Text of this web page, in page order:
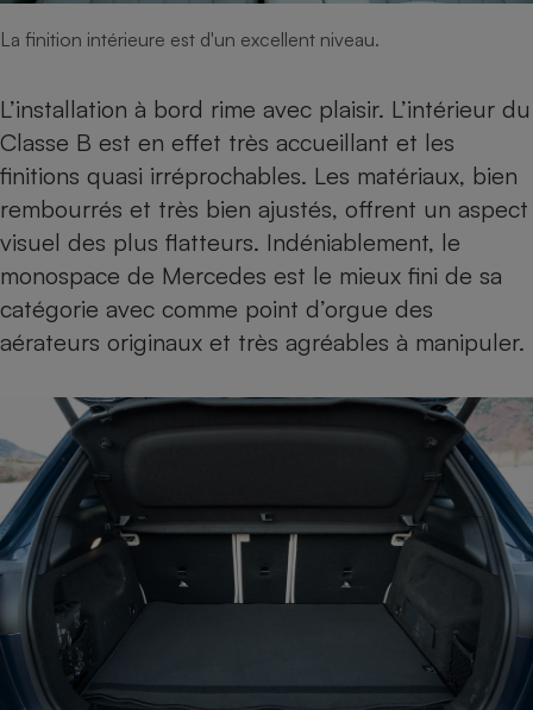
La finition intérieure est d'un excellent niveau.
L’installation à bord rime avec plaisir. L’intérieur du
Classe B est en effet très accueillant et les
finitions quasi irréprochables. Les matériaux, bien
rembourrés et très bien ajustés, offrent un aspect
visuel des plus flatteurs. Indéniablement, le
monospace de Mercedes est le mieux fini de sa
catégorie avec comme point d’orgue des
aérateurs originaux et très agréables à manipuler.
Cafetière à expressos
Robot ménager